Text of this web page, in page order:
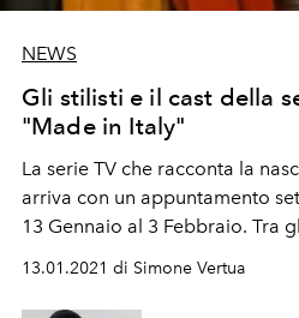
NEWS
Gli stilisti e il cast della
"Made in Italy"
La serie TV che racconta la
arriva con un appuntamento
13 Gennaio al 3 Febbraio. Tra
raccontati anche Walter Albini,
13.01.2021 di Simone Vertua